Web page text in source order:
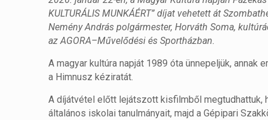
KULTURÁLIS MUNKÁÉRT” díjat vehetett át
Nemény András polgármester, Horváth Soma,
az AGORA–Művelődési és Sportházban.
A magyar kultúra napját 1989 óta ünnepeljük,
a Himnusz kéziratát.
A díjátvétel előtt lejátszott kisfilmből megtudhattuk,
általános iskolai tanulmányait, majd a Gépipari